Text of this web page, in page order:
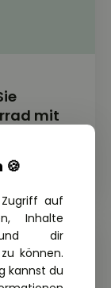
mit
🍪
auf
Inhalte
und dir
können.
kannst du